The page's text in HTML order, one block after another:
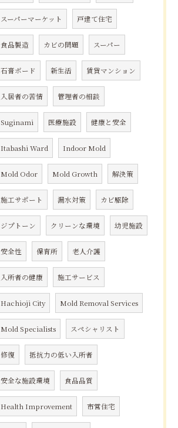
スーパーマーケット 戸建て住宅
食品製造 カビの問題 スーパー
石膏ボード 新生活 賃貸マンション
入居者の苦情 管理者の相談
Suginami 医療施設 健康と安全
Itabashi Ward Indoor Mold
Mold Odor Mold Growth 解決策
施工サポート 漏水対策 カビ駆除
ジプトーン クリーンな環境 幼児施設
安全性 保育所 老人介護
入所者の健康 施工サービス
Hachioji City Mold Removal Services
Mold Specialists スペシャリスト
修復 抵抗力の低い入所者
安全な施設環境 食品品質
Health Improvement 市営住宅